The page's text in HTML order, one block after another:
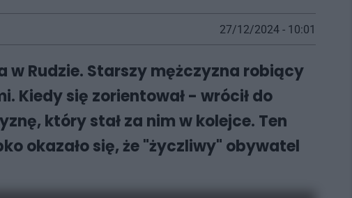
27/12/2024 - 10:01
w Rudzie. Starszy mężczyzna robiący
Kiedy się zorientował - wrócił do
który stał za nim w kolejce. Ten
okazało się, że "życzliwy" obywatel